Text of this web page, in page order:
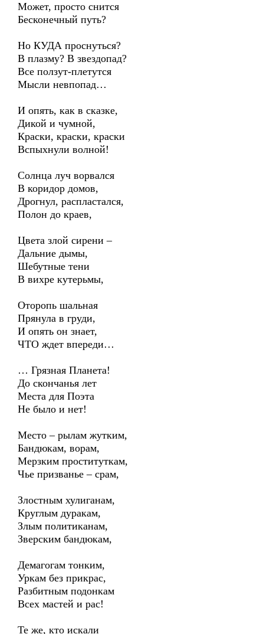
Может, просто снится
Бесконечный путь?
Но КУДА проснуться?
В плазму? В звездопад?
Все ползут-плетутся
Мысли невпопад…
И опять, как в сказке,
Дикой и чумной,
Краски, краски, краски
Вспыхнули волной!
Солнца луч ворвался
В коридор домов,
Дрогнул, распластался,
Полон до краев,
Цвета злой сирени –
Дальние дымы,
Шебутные тени
В вихре кутерьмы,
Оторопь шальная
Прянула в груди,
И опять он знает,
ЧТО ждет впереди…
… Грязная Планета!
До скончанья лет
Места для Поэта
Не было и нет!
Место – рылам жутким,
Бандюкам, ворам,
Мерзким проституткам,
Чье призванье – срам,
Злостным хулиганам,
Круглым дуракам,
Злым политиканам,
Зверским бандюкам,
Демагогам тонким,
Уркам без прикрас,
Разбитным подонкам
Всех мастей и рас!
Те же, кто искали